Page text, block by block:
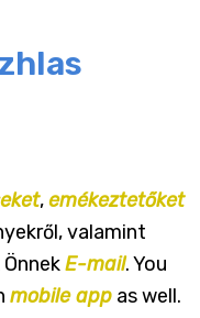
,emékeztetőket
valamint
E-mail. You
mobile app as well.